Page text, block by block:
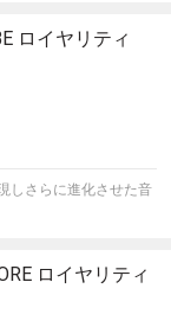
ロイヤリティ
しさらに進化させた音
ロイヤリティ